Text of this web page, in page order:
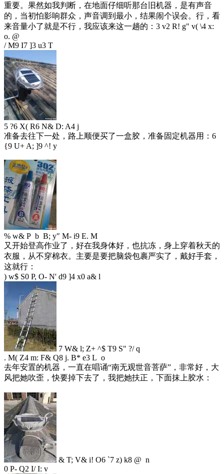
重要。果然如我判断，在地面仔细听那台旧机器，是有声音
的，当初怕影响群众，声音调到最小，结果闹个误会。行，看
来音量小了就是不行，我应该来这一趟的： 3 v2 R! g" v( \4 x:
o. @
/ M9 I7 ]3 u3 T
5 ?6 X( R6 N& D: A4 j
准备去往下一处，路上顺便买了一盒胶，准备固定机器用： 6
{9 U+ A; ]9 ^! y
% w& P b B; y" M- i9 E. M
又开始登高作业了，好在我身体好，也抗冻，身上穿着秋天的
衣服，从不穿棉衣。主要是要把脑袋包裹严实了，戴好手套，
这就行：
) w$ S0 P, O- N' d9 ]4 x0 a& l
7 W& l; Z+ ^$ T9 S" ?/ q
. M( Z4 m: F& Q8 j. B* e3 L o
去年安置的机器，一直在唱诵“南无观世音菩萨”，非常好，大
风把她吹歪，快要掉下去了，我把她扶正，下面抹上胶水：
& T; V& i! O6 `7 z) k8 @ n
0 P- Q2 I/ I: v